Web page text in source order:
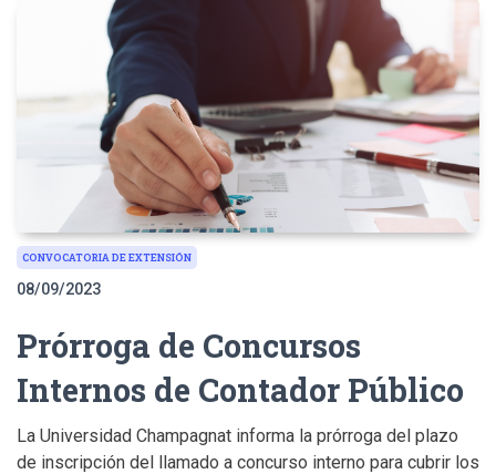
CONVOCATORIA DE EXTENSIÓN
08/09/2023
Prórroga de Concursos
Internos de Contador Público
La Universidad Champagnat informa la prórroga del plazo
de inscripción del llamado a concurso interno para cubrir los